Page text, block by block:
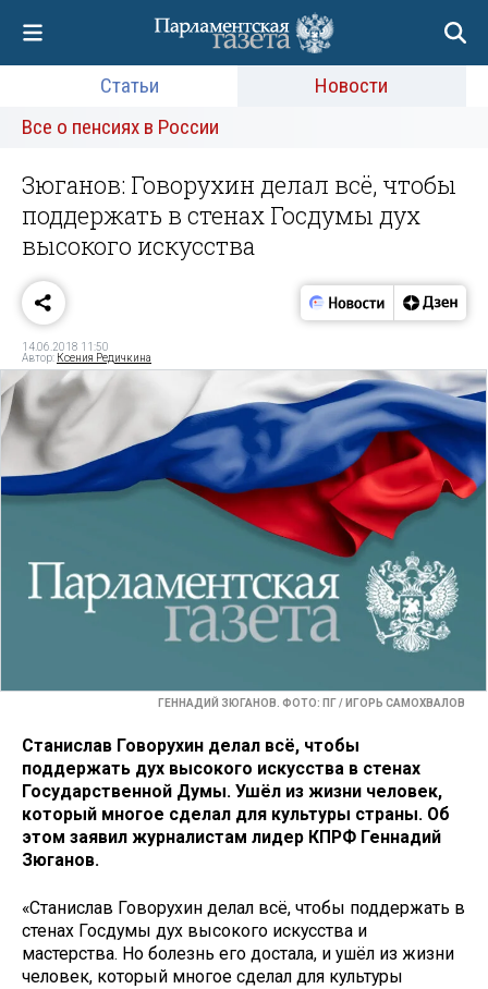
Статьи
Новости
Все о пенсиях в России
Зюганов: Говорухин делал всё, чтобы
поддержать в стенах Госдумы дух
высокого искусства
14.06.2018 11:50
Автор: Ксения Редичкина
ГЕННАДИЙ ЗЮГАНОВ. ФОТО: ПГ / ИГОРЬ САМОХВАЛОВ
Станислав Говорухин делал всё, чтобы
поддержать дух высокого искусства в стенах
Государственной Думы. Ушёл из жизни человек,
который многое сделал для культуры страны. Об
этом заявил журналистам лидер КПРФ Геннадий
Зюганов.
«Станислав Говорухин делал всё, чтобы поддержать в
стенах Госдумы дух высокого искусства и
мастерства. Но болезнь его достала, и ушёл из жизни
человек, который многое сделал для культуры